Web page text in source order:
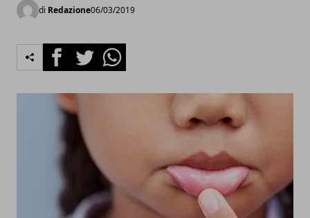
di Redazione06/03/2019
FacebookTwitterWhatsapp